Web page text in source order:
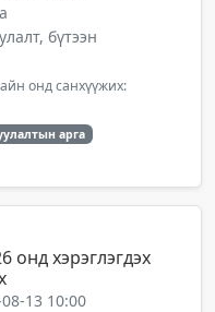
бүтээн
онд санхүүжих:
арга
онд хэрэглэгдэх
13 10:00